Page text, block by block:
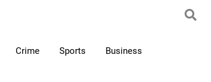
Crime Sports Business